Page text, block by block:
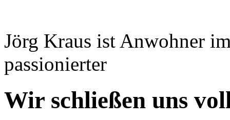
Jörg Kraus ist Anwohner
passionierter
Wir schließen uns